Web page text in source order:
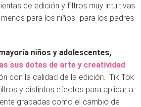
de edición y filtros muy intuitivas
para los niños -para los padres
niños y adolescentes,
sus dotes de arte y creatividad
con la calidad de la edición. Tik Tok
y distintos efectos para aplicar a
grabadas como el cambio de